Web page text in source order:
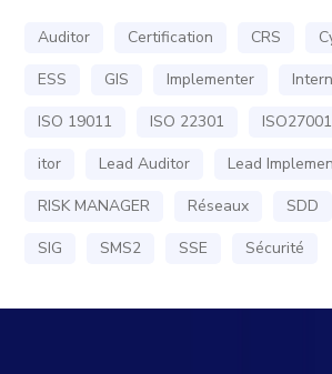
Auditor Certification CRS
ESS
GIS Implementer
ISO 19011
ISO 22301 ISO27001
itor
Lead Auditor Lead
RISK MANAGER
Réseaux SDD
SIG
SMS2 SSE Sécurité